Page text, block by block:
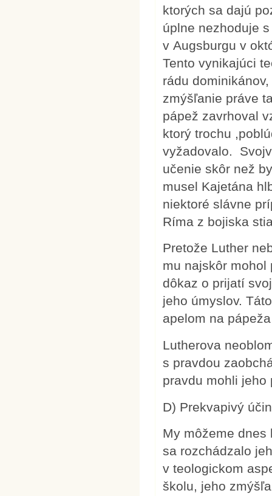
ktorých sa dajú
úplne nezhoduje
v Augsburgu v
Tento vynikajúci
rádu
zmýšľanie práve
pápež zavrhoval
ktorý trochu
vyžadovalo.
učenie skôr než
musel Kajetána
niektoré slávne
Ríma z bojiska
Pretože Luther
mu najskôr
dôkaz o prijatí
jeho úmyslov.
apelom na
Lutherova
s pravdou
pravdu mohli
D) Prekvapivý
My môžeme
sa rozchádzalo
v teologickom
školu, jeho